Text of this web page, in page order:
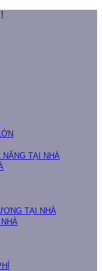
NĂNG TẠI NHÀ
TẠI NHÀ